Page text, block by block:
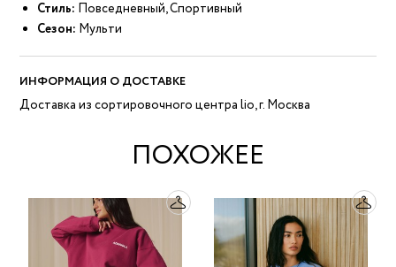
Стиль: Повседневный, Спортивный
Сезон: Мульти
ИНФОРМАЦИЯ О ДОСТАВКЕ
Доставка из сортировочного центра lio, г. Москва
ПОХОЖЕЕ